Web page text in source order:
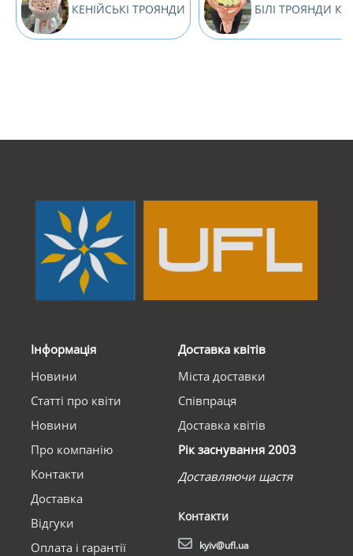
КЕНІЙСЬКІ ТРОЯНДИ БІЛІ ТРОЯНДИ
Інформація
Новини
Статті про квіти
Новини
Про компанію
Контакти
Доставка
Відгуки
Оплата і гарантії
Доставка квітів
Міста доставки
Співпраця
Доставка квітів
Рік заснування 2003
Доставляючи щастя
Контакти
kyiv@ufl.ua